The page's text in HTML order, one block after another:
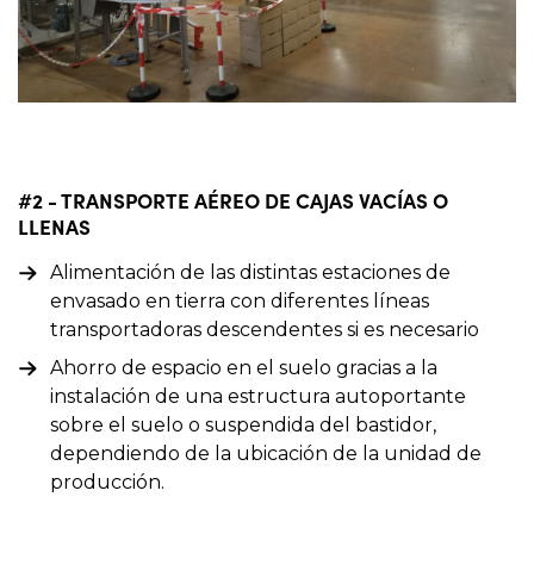
#2 - TRANSPORTE AÉREO DE CAJAS VACÍAS O
LLENAS
Alimentación de las distintas estaciones de
envasado en tierra con diferentes líneas
transportadoras descendentes si es necesario
Ahorro de espacio en el suelo gracias a la
instalación de una estructura autoportante
sobre el suelo o suspendida del bastidor,
dependiendo de la ubicación de la unidad de
producción.